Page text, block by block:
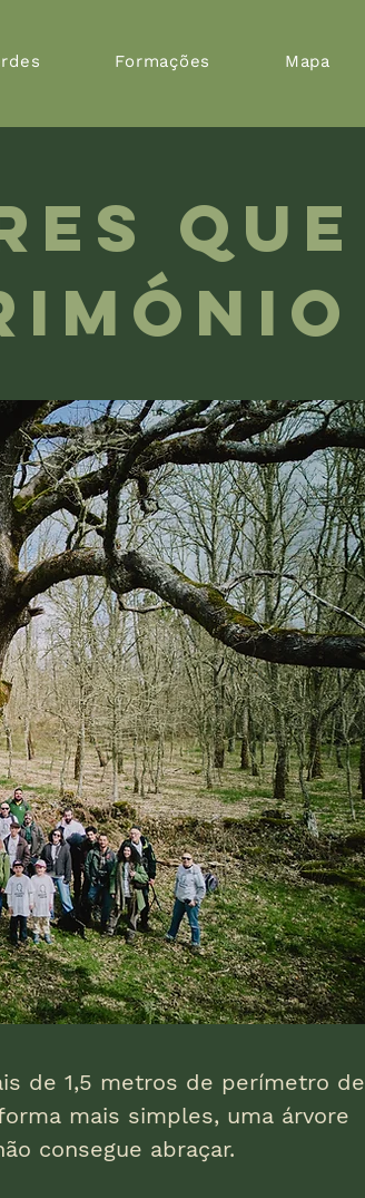
Formações Mapa
que
de 1,5 metros de perímetro de
mais simples, uma árvore
consegue abraçar.